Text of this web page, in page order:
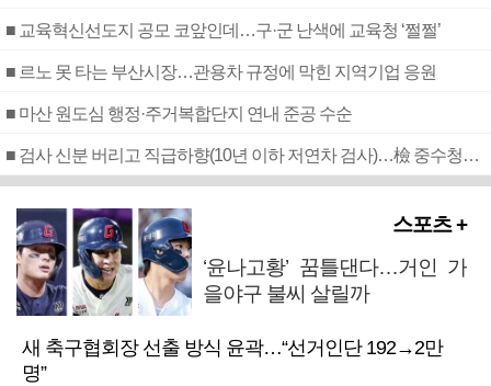
■ 교육혁신선도지 공모 코앞인데…구·군 난색에 교육청 ‘쩔쩔’
■ 르노 못 타는 부산시장…관용차 규정에 막힌 지역기업 응원
■ 마산 원도심 행정·주거복합단지 연내 준공 수순
■ 검사 신분 버리고 직급하향(10년 이하 저연차 검사)…檢 중수청행 기피
스포츠 +
‘윤나고황’ 꿈틀댄다…거인 가
을야구 불씨 살릴까
새 축구협회장 선출 방식 윤곽…“선거인단 192→2만
명”